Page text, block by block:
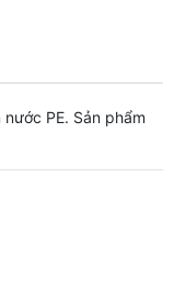
PE. Sản phẩm